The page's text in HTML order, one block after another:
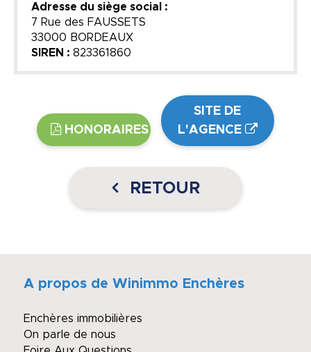
Adresse du siège social :
7 Rue des FAUSSETS
33000 BORDEAUX
SIREN : 823361860
HONORAIRES
SITE DE
L'AGENCE
RETOUR
A propos de Winimmo Enchères
Enchères immobilières
On parle de nous